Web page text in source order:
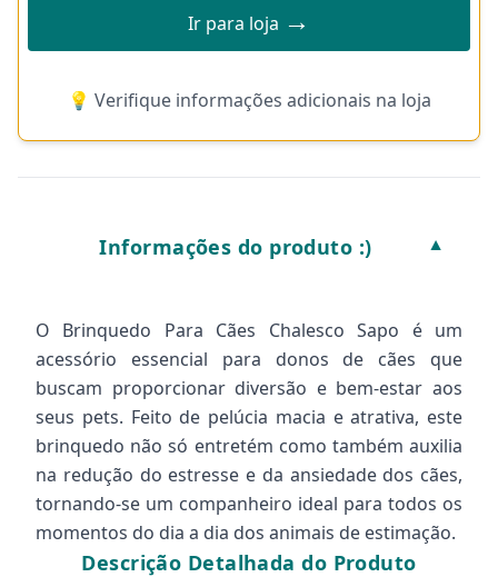
Ir para loja →
💡 Verifique informações adicionais na loja
Informações do produto :) ▼
O Brinquedo Para Cães Chalesco Sapo é um
acessório essencial para donos de cães que
buscam proporcionar diversão e bem-estar aos
seus pets. Feito de pelúcia macia e atrativa, este
brinquedo não só entretém como também auxilia
na redução do estresse e da ansiedade dos cães,
tornando-se um companheiro ideal para todos os
momentos do dia a dia dos animais de estimação.
Descrição Detalhada do Produto